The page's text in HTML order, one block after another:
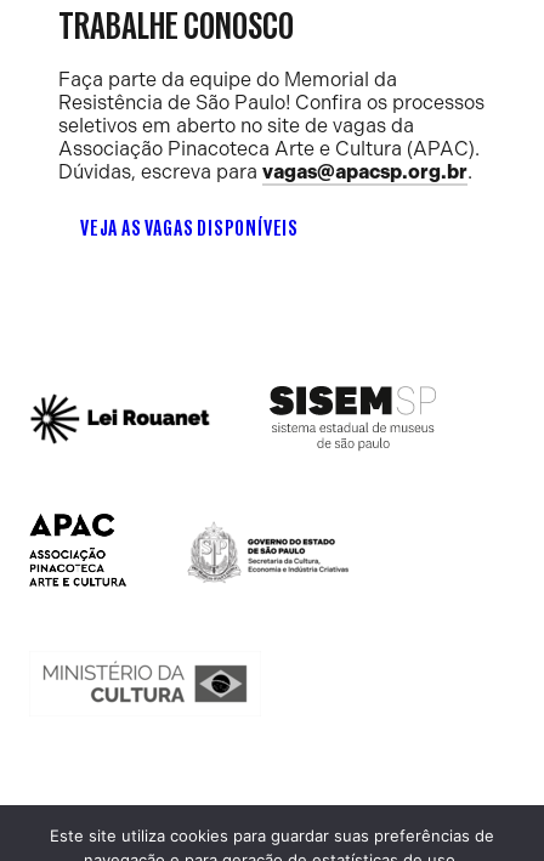
TRABALHE CONOSCO
Faça parte da equipe do Memorial da
Resistência de São Paulo! Confira os processos
seletivos em aberto no site de vagas da
Associação Pinacoteca Arte e Cultura (APAC).
Dúvidas, escreva para vagas@apacsp.org.br.
VEJA AS VAGAS DISPONÍVEIS
Ouvidoria
Este site utiliza cookies para guardar suas preferências de